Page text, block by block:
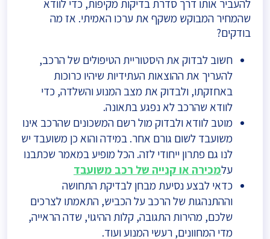
להעביר אותו דרך סדרת בדיקות מקיפות, כדי לוודא
שהמחיר המבוקש משקף את ערכו האמיתי. אז מה
בודקים?
חשוב לבדוק את היסטוריית הטיפולים של הרכב,
להעריך את ההוצאות העתידיות שיהיו כרוכות
באחזקתו, ולבדוק את מצב המנוע והשלדה, כדי
לוודא שהרכב לא נפגע בתאונה.
מוטב לוודא ולבדוק מול רשם המשכונים שהרכב אינו
משועבד לשום גורם אחר. במידה והוא כן משועבד יש
לנו גם פתרון ייחודי לזה. הכל מופיע במאמר שכתבנו
עלמכירה או קנייה של רכב משועבד
כדאי לבצע נסיעת מבחן לבדיקת התחושה
וההתנהגות של הרכב על הכביש, התאמתו לצרכים
שלכם, מהירות התגובה, קלות ההיגוי, שדה הראייה,
מדי המחוונים, רעשי המנוע ועוד.